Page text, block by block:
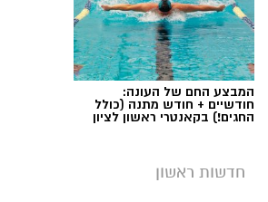
מנכ”ל מד”א, אלי בין, הודה
“בנות ובני השירות הלאומי הם
מהדנ”א של מד”א. בתקופה
הפגנתם אומץ, מסירות ומקצועיות,
מוקירים לכם תודה גדולה
המבצע החם של העונה:
חודשיים + חודש מתנה (כולל
החגים!) בקאנטרי ראשון לציון
חדשות ראשון